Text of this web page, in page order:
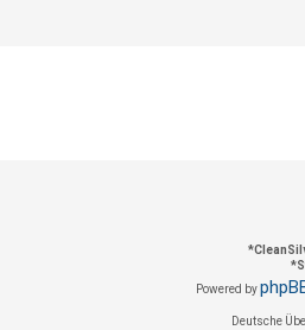
*
*
Powered by
Deutsche